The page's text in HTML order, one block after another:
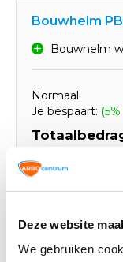
Deze website
We gebruiken
Bouwhelm
Bouwhelm
Normaal:
Je bespaart:
Gerelateerde